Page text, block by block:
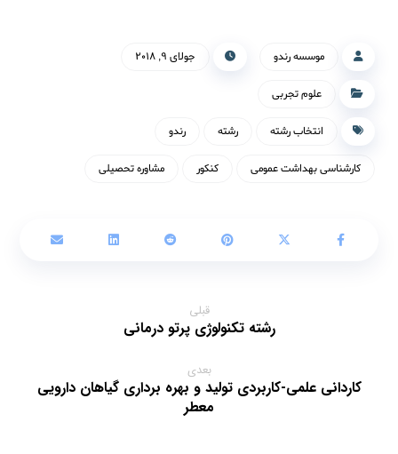
موسسه رندو جولای ۹, ۲۰۱۸
علوم تجربی
انتخاب رشته رشته رندو
کارشناسی بهداشت عمومی کنکور مشاوره تحصیلی
قبلی
رشته تکنولوژی پرتو درمانی
بعدی
کاردانی علمی-کاربردی تولید و بهره برداری گیاهان دارویی
معطر